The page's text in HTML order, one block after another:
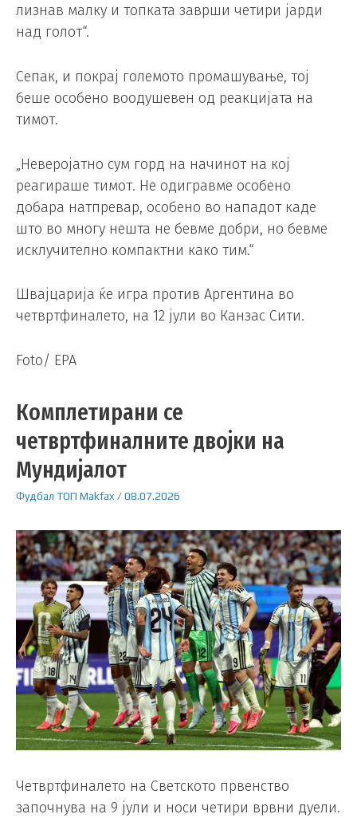
лизнав малку и топката заврши четири јарди
над голот“.
Сепак, и покрај големото промашување, тој
беше особено воодушевен од реакцијата на
тимот.
„Неверојатно сум горд на начинот на кој
реагираше тимот. Не одигравме особено
добара натпревар, особено во нападот каде
што во многу нешта не бевме добри, но бевме
исклучително компактни како тим.“
Швајцарија ќе игра против Аргентина во
четвртфиналето, на 12 јули во Канзас Сити.
Foto/ EPA
Комплетирани се
четвртфиналните двојки на
Мундијалот
Фудбал ТОП Makfax /08.07.2026
Четвртфиналето на Светското првенство
започнува на 9 јули и носи четири врвни дуели.